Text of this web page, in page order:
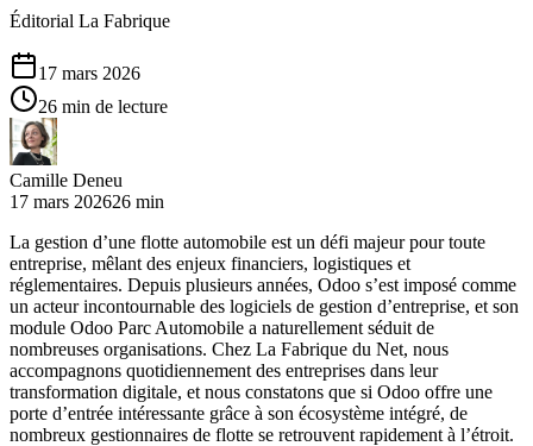
Éditorial La Fabrique
17 mars 2026
26 min de lecture
Camille Deneu
17 mars 202626 min
La gestion d’une flotte automobile est un défi majeur pour toute
entreprise, mêlant des enjeux financiers, logistiques et
réglementaires. Depuis plusieurs années, Odoo s’est imposé comme
un acteur incontournable des logiciels de gestion d’entreprise, et son
module Odoo Parc Automobile a naturellement séduit de
nombreuses organisations. Chez La Fabrique du Net, nous
accompagnons quotidiennement des entreprises dans leur
transformation digitale, et nous constatons que si Odoo offre une
porte d’entrée intéressante grâce à son écosystème intégré, de
nombreux gestionnaires de flotte se retrouvent rapidement à l’étroit.